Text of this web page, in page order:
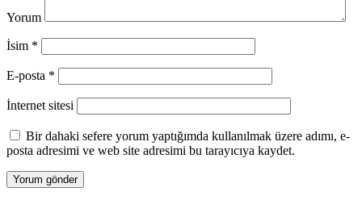
Yorum
İsim *
E-posta *
İnternet sitesi
Bir dahaki sefere yorum yaptığımda kullanılmak üzere adımı, e-
posta adresimi ve web site adresimi bu tarayıcıya kaydet.